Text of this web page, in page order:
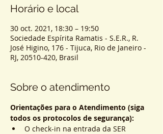
Horário e local
30 oct. 2021, 18:30 – 19:50
Sociedade Espírita Ramatis - S.E.R., R.
José Higino, 176 - Tijuca, Rio de Janeiro -
RJ, 20510-420, Brasil
Sobre o atendimento
Orientações para o Atendimento (siga
todos os protocolos de segurança):
O check-in na entrada da SER